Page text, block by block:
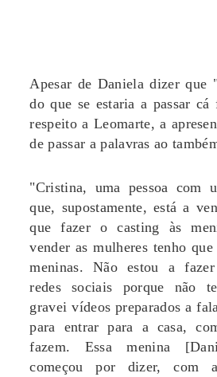
Apesar de Daniela dizer que
do que se estaria a passar
respeito a Leomarte, a
de passar a palavras ao
"Cristina, uma pessoa com
que, supostamente, está a
que fazer o casting às
vender as mulheres tenho
meninas. Não estou a
redes sociais porque não
gravei vídeos preparados a
para entrar para a casa,
fazem. Essa menina
começou por dizer, com